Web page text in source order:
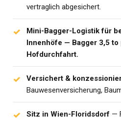
vertraglich abgesichert.
Mini-Bagger-Logistik für
Innenhöfe — Bagger 3,5 to
Hofdurchfahrt.
Versichert &
Bauwesenversicherung,
Sitz in Wien-Floridsdorf —